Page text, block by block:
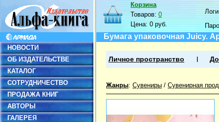
НОВОСТИ
ОБ ИЗДАТЕЛЬСТВЕ
КАТАЛОГ
СОТРУДНИЧЕСТВО
ПРОДАЖА КНИГ
АВТОРЫ
ГАЛЕРЕЯ
Корзина
Товаров:0
Цена:0 руб.
Бумага упаковочная Juicy.
Личное пространство
Жанры: Сувениры / Сувенирная